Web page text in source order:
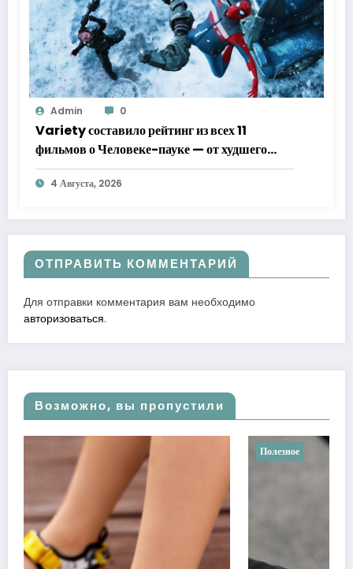
Admin 0
Variety составило рейтинг из всех 11
фильмов о Человеке-пауке — от худшего
к лучшему
4 Августа, 2026
ОТПРАВИТЬ КОММЕНТАРИЙ
Для отправки комментария вам необходимо
авторизоваться.
Возможно, вы пропустили
Полезное